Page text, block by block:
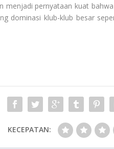
menjadi pernyataan kuat
dominasi klub-klub besar
KECEPATAN: